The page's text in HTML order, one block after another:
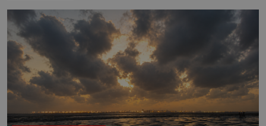
jen o nějaký optický klam, nebo se zde skutečně
právě vznáší mimozemská loď